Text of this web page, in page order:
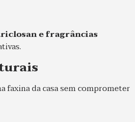
e fragrâncias
faxina da casa sem comprometer